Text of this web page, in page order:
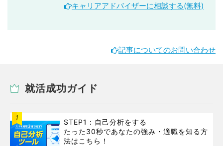
キャリアアドバイザーに相談する(無料)
記事についてのお問い合わせ
就活成功ガイド
1
STEP1：自己分析をする
たった30秒であなたの強み・適職を知る方
法はこちら！